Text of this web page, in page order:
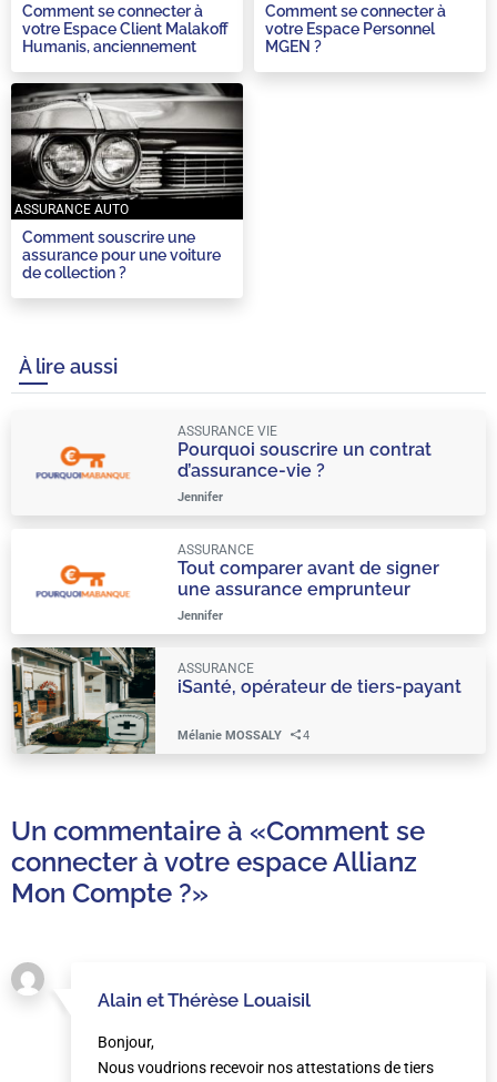
Comment se connecter à
votre Espace Client Malakoff
Humanis, anciennement
Comment se connecter à
votre Espace Personnel
MGEN ?
Comment souscrire une
assurance pour une voiture
de collection ?
ASSURANCE AUTO
À lire aussi
Pourquoi souscrire un contrat
d’assurance-vie ?
ASSURANCE VIE
Jennifer
Tout comparer avant de signer
une assurance emprunteur
ASSURANCE
Jennifer
iSanté, opérateur de tiers-payant
ASSURANCE
Mélanie MOSSALY 4
Un commentaire à «Comment se
connecter à votre espace Allianz
Mon Compte ?»
Alain et Thérèse Louaisil
Bonjour,
Nous voudrions recevoir nos attestations de tiers